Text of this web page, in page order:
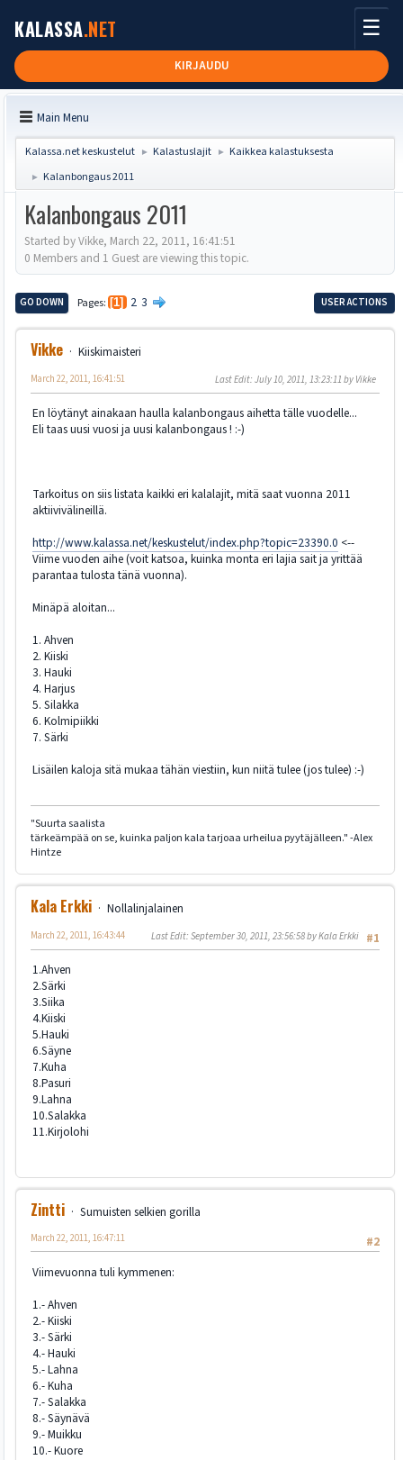
KALASSA.NET
KIRJAUDU
☰
Main Menu
Kalassa.net keskustelut ► Kalastuslajit ► Kaikkea kalastuksesta
► Kalanbongaus 2011
Kalanbongaus 2011
Started by Vikke, March 22, 2011, 16:41:51
0 Members and 1 Guest are viewing this topic.
GO DOWN Pages 1 2 3 USER ACTIONS
Vikke Kiiskimaisteri
March 22, 2011, 16:41:51 Last Edit: July 10, 2011, 13:23:11 by Vikke
En löytänyt ainakaan haulla kalanbongaus aihetta tälle vuodelle...
Eli taas uusi vuosi ja uusi kalanbongaus ! :-)
Tarkoitus on siis listata kaikki eri kalalajit, mitä saat vuonna 2011
aktiivivälineillä.
http://www.kalassa.net/keskustelut/index.php?topic=23390.0 <--
Viime vuoden aihe (voit katsoa, kuinka monta eri lajia sait ja yrittää
parantaa tulosta tänä vuonna).
Minäpä aloitan...
1. Ahven
2. Kiiski
3. Hauki
4. Harjus
5. Silakka
6. Kolmipiikki
7. Särki
Lisäilen kaloja sitä mukaa tähän viestiin, kun niitä tulee (jos tulee) :-)
"Suurta saalista
tärkeämpää on se, kuinka paljon kala tarjoaa urheilua pyytäjälleen." -Alex
Hintze
Kala Erkki
Nollalinjalainen
#1
March 22, 2011, 16:43:44 Last Edit: September 30, 2011, 23:56:58 by Kala Erkki
1.Ahven
2.Särki
3.Siika
4.Kiiski
5.Hauki
6.Säyne
7.Kuha
8.Pasuri
9.Lahna
10.Salakka
11.Kirjolohi
Zintti
Sumuisten selkien gorilla
#2
March 22, 2011, 16:47:11
Viimevuonna tuli kymmenen:
1.- Ahven
2.- Kiiski
3.- Särki
4.- Hauki
5.- Lahna
6.- Kuha
7.- Salakka
8.- Säynävä
9.- Muikku
10.- Kuore